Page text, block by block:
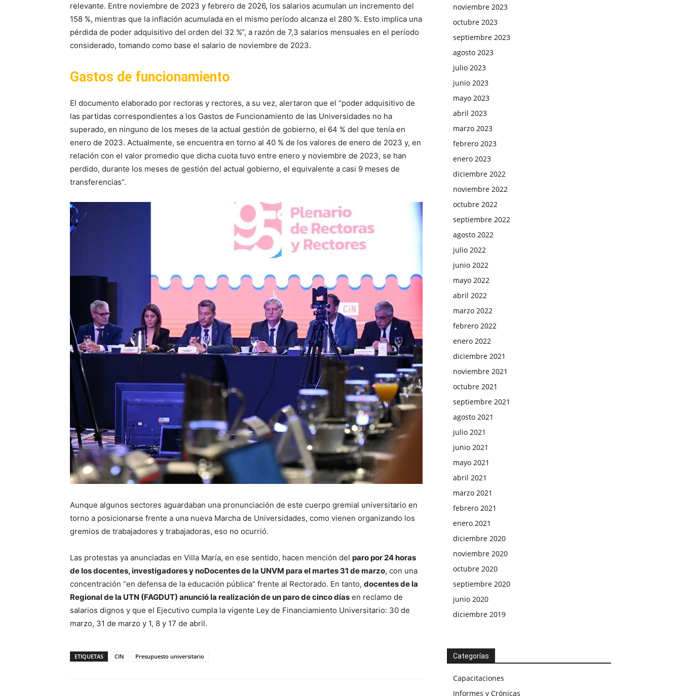
relevante. Entre noviembre de 2023 y febrero de 2026, los salarios acumulan un incremento del
158 %, mientras que la inflación acumulada en el mismo período alcanza el 280 %. Esto implica una
pérdida de poder adquisitivo del orden del 32 %”, a razón de 7,3 salarios mensuales en el período
considerado, tomando como base el salario de noviembre de 2023.
Gastos de funcionamiento
El documento elaborado por rectoras y rectores, a su vez, alertaron que el “poder adquisitivo de
las partidas correspondientes a los Gastos de Funcionamiento de las Universidades no ha
superado, en ninguno de los meses de la actual gestión de gobierno, el 64 % del que tenía en
enero de 2023. Actualmente, se encuentra en torno al 40 % de los valores de enero de 2023 y, en
relación con el valor promedio que dicha cuota tuvo entre enero y noviembre de 2023, se han
perdido, durante los meses de gestión del actual gobierno, el equivalente a casi 9 meses de
transferencias”.
Aunque algunos sectores aguardaban una pronunciación de este cuerpo gremial universitario en
torno a posicionarse frente a una nueva Marcha de Universidades, como vienen organizando los
gremios de trabajadores y trabajadoras, eso no ocurrió.
Las protestas ya anunciadas en Villa María, en ese sentido, hacen mención del paro por 24 horas
de los docentes, investigadores y noDocentes de la UNVM para el martes 31 de marzo, con una
concentración “en defensa de la educación pública” frente al Rectorado. En tanto, docentes de la
Regional de la UTN (FAGDUT) anunció la realización de un paro de cinco días en reclamo de
salarios dignos y que el Ejecutivo cumpla la vigente Ley de Financiamiento Universitario: 30 de
marzo, 31 de marzo y 1, 8 y 17 de abril.
ETIQUETAS CIN Presupuesto universitario
noviembre 2023
octubre 2023
septiembre 2023
agosto 2023
julio 2023
junio 2023
mayo 2023
abril 2023
marzo 2023
febrero 2023
enero 2023
diciembre 2022
noviembre 2022
octubre 2022
septiembre 2022
agosto 2022
julio 2022
junio 2022
mayo 2022
abril 2022
marzo 2022
febrero 2022
enero 2022
diciembre 2021
noviembre 2021
octubre 2021
septiembre 2021
agosto 2021
julio 2021
junio 2021
mayo 2021
abril 2021
marzo 2021
febrero 2021
enero 2021
diciembre 2020
noviembre 2020
octubre 2020
septiembre 2020
junio 2020
diciembre 2019
Categorías
Capacitaciones
Informes y Crónicas